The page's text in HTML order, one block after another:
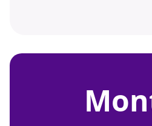
monte-